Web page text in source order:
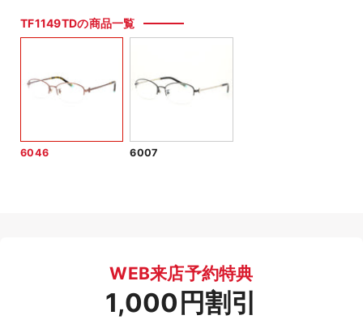
TF1149TDの商品一覧
6046 6007
WEB来店予約特典
1,000円割引